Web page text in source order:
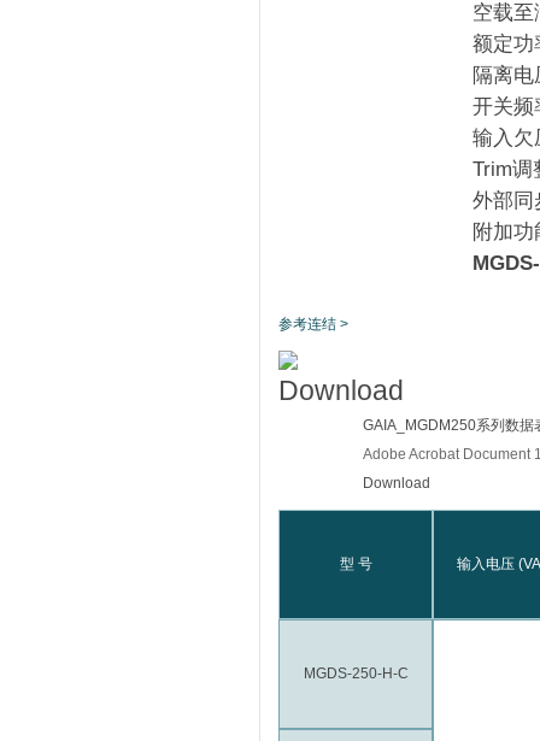
空载至
额定功
隔离电
开关频
输入欠
Trim调
外部同
附加
参考连结 >
GAIA_MGDM250系列数据
Adobe Acrobat Document
Download
型 号 输入电压
MGDS-250-H-C